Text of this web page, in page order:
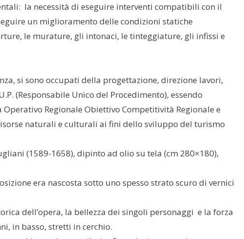
la necessità di eseguire interventi compatibili con il
un miglioramento delle condizioni statiche
le murature, gli intonaci, le tinteggiature, gli infissi e
si sono occupati della progettazione, direzione lavori,
(Responsabile Unico del Procedimento), essendo
Operativo Regionale Obiettivo Competitività Regionale e
naturali e culturali ai fini dello sviluppo del turismo
(1589-1658), dipinto ad olio su tela (cm 280×180),
era nascosta sotto uno spesso strato scuro di vernici
dell’opera, la bellezza dei singoli personaggi e la forza
in basso, stretti in cerchio.